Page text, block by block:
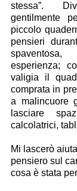
stessa”.
gentilmente
piccolo
pensieri
esperienza;
valigia il
comprata in
a malincuore
lasciare
calcolatrici,
Mi lascerò
pensiero sul
cosa è stata